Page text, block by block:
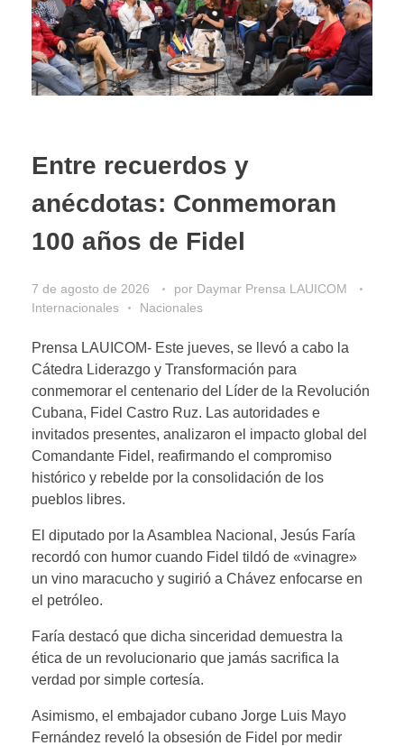
Entre recuerdos y
anécdotas: Conmemoran
100 años de Fidel
7 de agosto de 2026 por Daymar Prensa LAUICOM
Internacionales
Nacionales
Prensa LAUICOM- Este jueves, se llevó a cabo la
Cátedra Liderazgo y Transformación para
conmemorar el centenario del Líder de la Revolución
Cubana, Fidel Castro Ruz. Las autoridades e
invitados presentes, analizaron el impacto global del
Comandante Fidel, reafirmando el compromiso
histórico y rebelde por la consolidación de los
pueblos libres.
El diputado por la Asamblea Nacional, Jesús Faría
recordó con humor cuando Fidel tildó de «vinagre»
un vino maracucho y sugirió a Chávez enfocarse en
el petróleo.
Faría destacó que dicha sinceridad demuestra la
ética de un revolucionario que jamás sacrifica la
verdad por simple cortesía.
​Asimismo, el embajador cubano Jorge Luis Mayo
Fernández reveló la obsesión de Fidel por medir